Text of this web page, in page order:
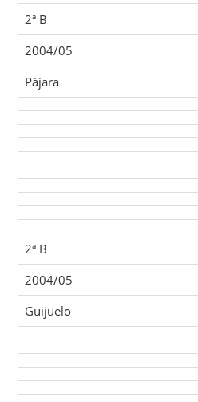
2ª B
2004/05
Pájara
2ª B
2004/05
Guijuelo